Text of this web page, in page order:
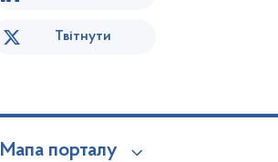
Твітнути
Мапа порталу